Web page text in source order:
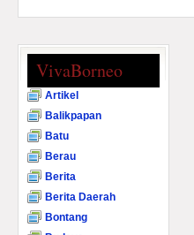
VivaBorneo
Artikel
Balikpapan
Batu
Berau
Berita
Berita Daerah
Bontang